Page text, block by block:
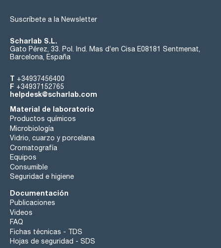
Suscríbete a la Newsletter
Scharlab S.L.
Gato Pérez, 33. Pol. Ind. Mas d’en Cisa E08181 Sentmenat,
Barcelona, España
T +34937456400
F +34937152765
helpdesk@scharlab.com
Material de laboratorio
Productos químicos
Microbiología
Vidrio, cuarzo y porcelana
Cromatografía
Equipos
Consumible
Seguridad e higiene
Documentación
Publicaciones
Videos
FAQ
Fichas técnicas - TDS
Hojas de seguridad - SDS